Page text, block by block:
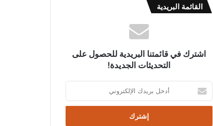
القائمة البريدية
اشترك في قائمتنا البريدية للحصول على
التحديثات الجديدة!
بريدك
الإلكتروني